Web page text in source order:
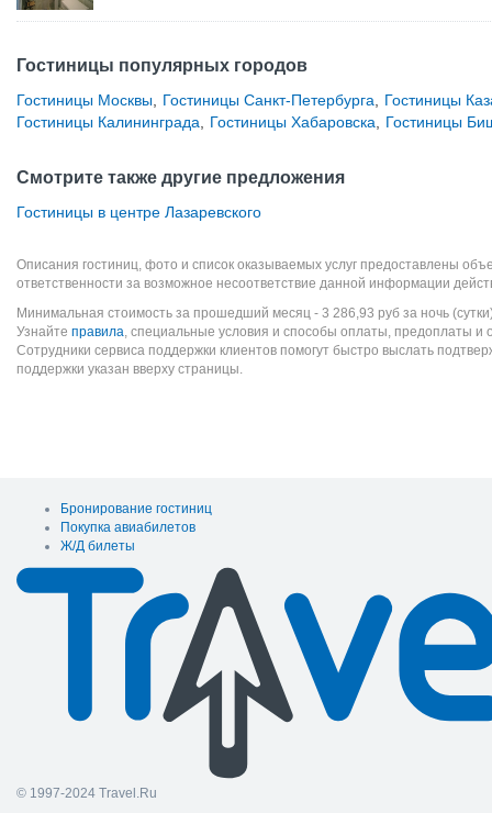
Гостиницы популярных городов
Гостиницы Москвы Гостиницы Санкт-Петербурга
Гостиницы
Гостиницы Калининграда
Гостиницы Хабаровска Гостиницы
Смотрите также другие предложения
Гостиницы в центре Лазаревского
Описания гостиниц, фото и список оказываемых услуг предоставлены
ответственности за возможное несоответствие данной информации
Минимальная стоимость за прошедший месяц - 3 286,93 руб за ночь
Узнайте правила, специальные условия и способы оплаты, предоплаты и
Сотрудники сервиса поддержки клиентов помогут быстро выслать
поддержки указан вверху страницы.
Бронирование гостиниц
Покупка авиабилетов
Ж/Д билеты
© 1997-2024 Travel.Ru